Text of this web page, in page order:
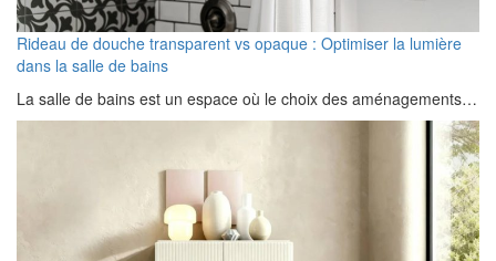
Rideau de douche transparent vs opaque : Optimiser la lumière
dans la salle de bains
La salle de bains est un espace où le choix des aménagements…